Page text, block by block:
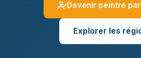
Devenir peintre
Explorer les